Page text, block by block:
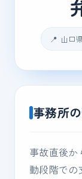
📍 山口
事務所
事故直後
動段階で